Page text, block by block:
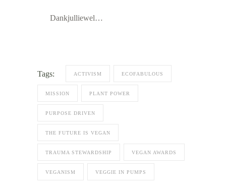
Dankjulliewel…
Tags: ACTIVISM ECOFABULOUS
MISSION PLANT POWER
PURPOSE DRIVEN
THE FUTURE IS VEGAN
TRAUMA STEWARDSHIP VEGAN AWARDS
VEGANISM VEGGIE IN PUMPS